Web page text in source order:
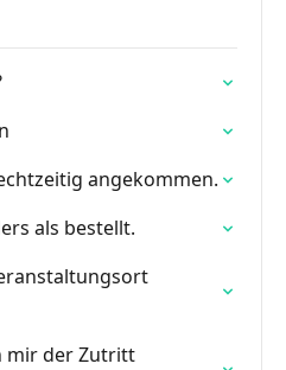
angekommen.
als bestellt.
mir der Zutritt